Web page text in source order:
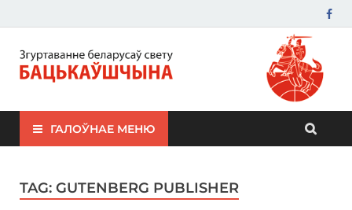
ЗБС "Бацькаўшчына"
ГАЛОЎНАЕ МЕНЮ
TAG: GUTENBERG PUBLISHER